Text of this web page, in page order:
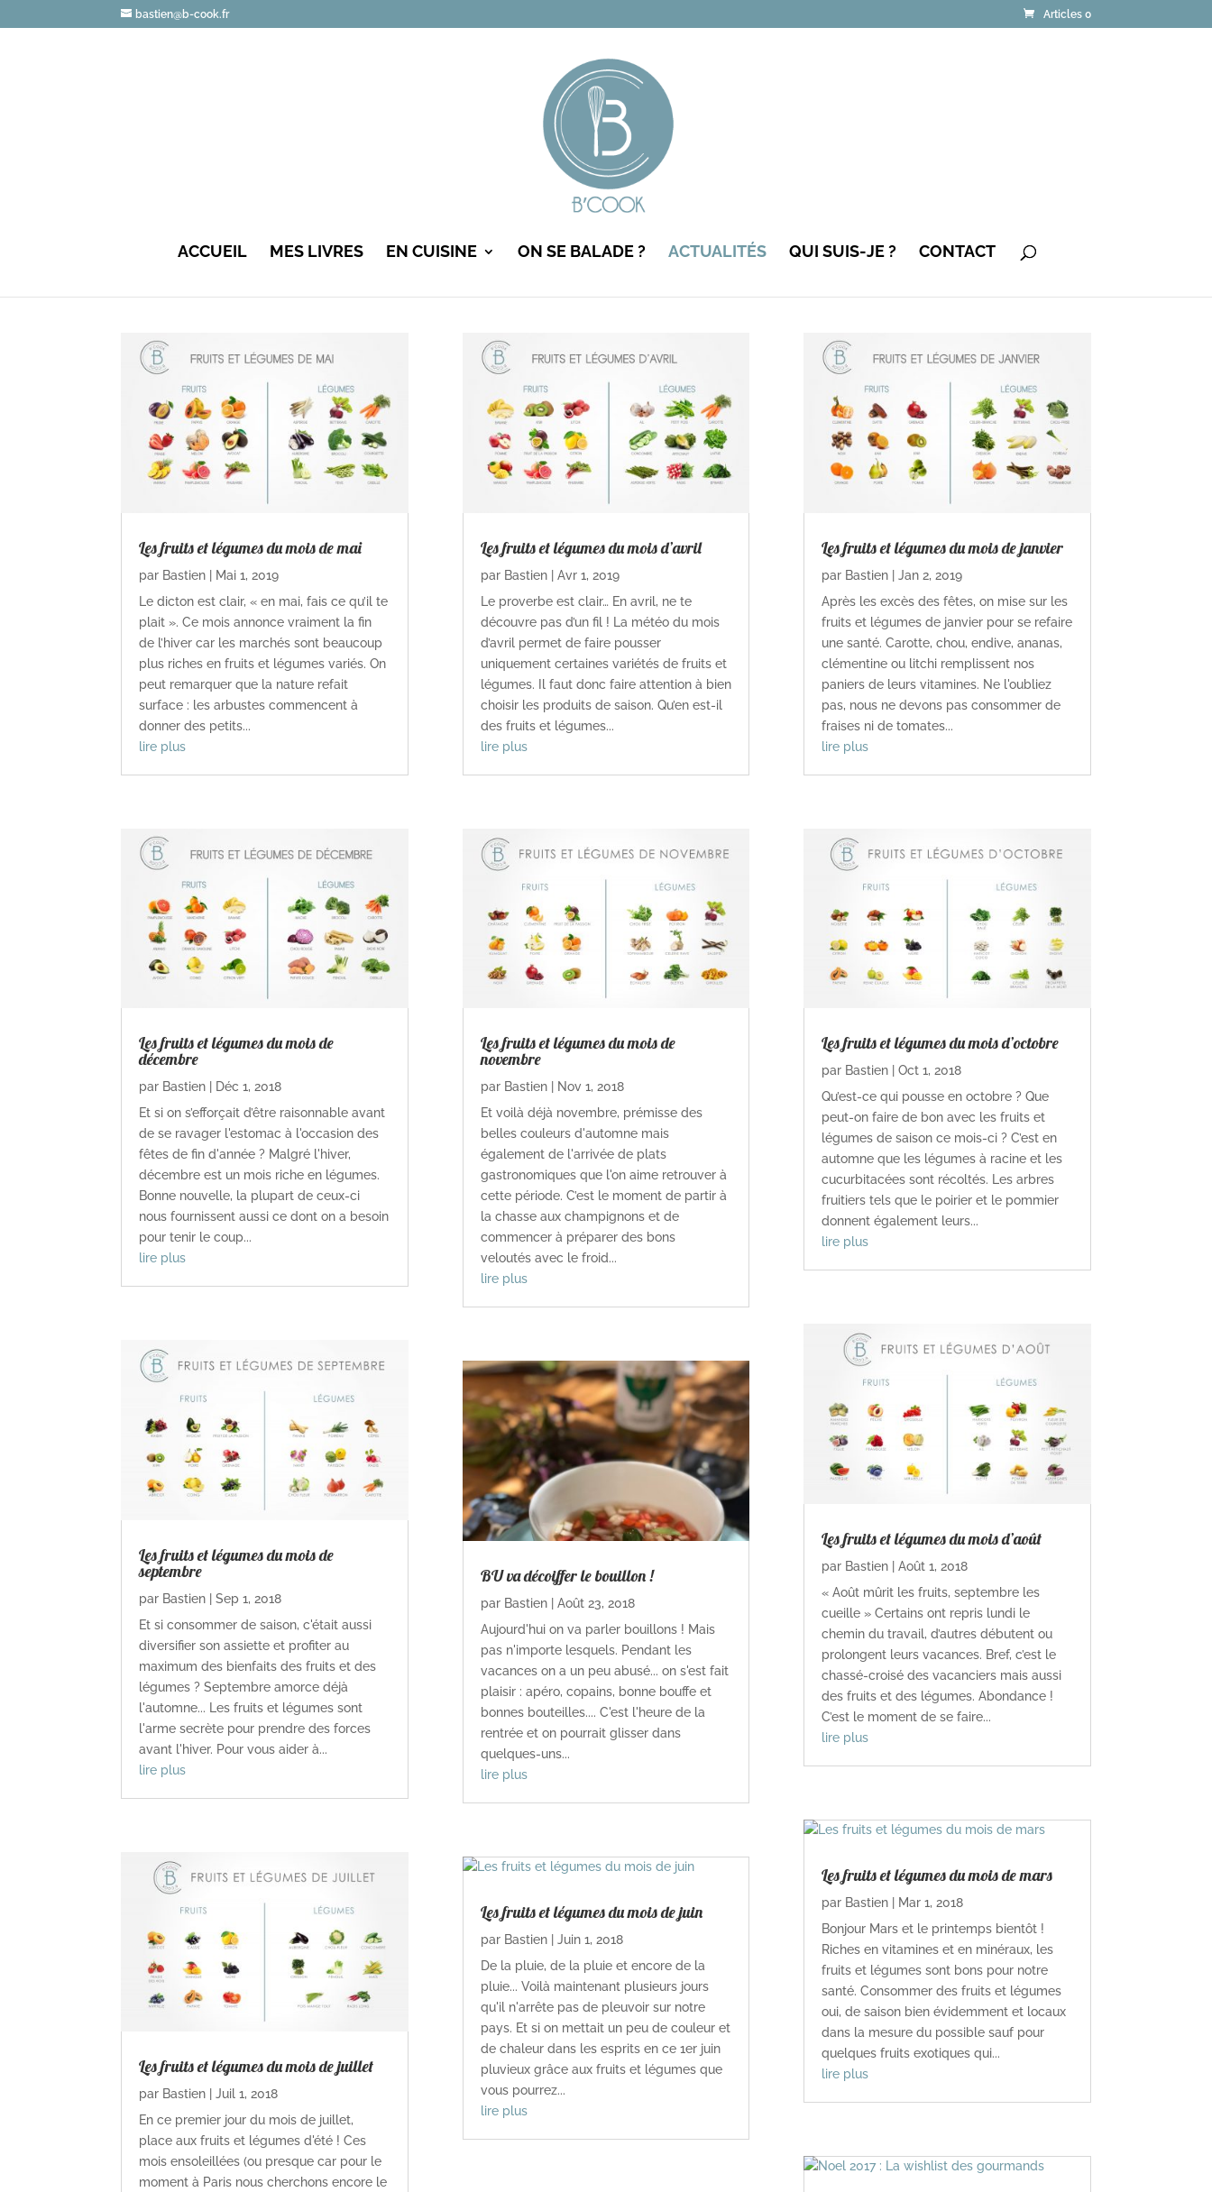
bastien@b-cook.fr Articles 0
ACCUEIL MES LIVRES EN CUISINE ON SE BALADE ? ACTUALITÉS QUI SUIS-JE ? CONTACT
Les fruits et légumes du mois de mai
par Bastien
Mai 1, 2019
Le dicton est clair, « en mai, fais ce qu’il te
plait ». Ce mois annonce vraiment la fin
de l’hiver car les marchés sont beaucoup
plus riches en fruits et légumes variés. On
peut remarquer que la nature refait
surface : les arbustes commencent à
donner des petits...
lire plus
Les fruits et légumes du mois de
décembre
par Bastien
Déc 1, 2018
Et si on s’efforçait d’être raisonnable avant
de se ravager l'estomac à l'occasion des
fêtes de fin d'année ? Malgré l'hiver,
décembre est un mois riche en légumes.
Bonne nouvelle, la plupart de ceux-ci
nous fournissent aussi ce dont on a besoin
pour tenir le coup...
lire plus
Les fruits et légumes du mois de
septembre
par Bastien |Sep 1, 2018
Et si consommer de saison, c'était aussi
diversifier son assiette et profiter au
maximum des bienfaits des fruits et des
légumes ? Septembre amorce déjà
l'automne... Les fruits et légumes sont
l'arme secrète pour prendre des forces
avant l'hiver. Pour vous aider à...
lire plus
Les fruits et légumes du mois de juillet
par Bastien |Juil 1, 2018
En ce premier jour du mois de juillet,
place aux fruits et légumes d'été ! Ces
mois ensoleillées (ou presque car pour le
moment à Paris nous cherchons encore le
Les fruits et légumes du mois d’avril
par Bastien| Avr 1, 2019
Le proverbe est clair… En avril, ne te
découvre pas d’un fil ! La météo du mois
d’avril permet de faire pousser
uniquement certaines variétés de fruits et
légumes. Il faut donc faire attention à bien
choisir les produits de saison. Qu’en est-il
des fruits et légumes...
lire plus
Les fruits et légumes du mois de
novembre
par Bastien|
Nov 1, 2018
Et voilà déjà novembre, prémisse des
belles couleurs d'automne mais
également de l'arrivée de plats
gastronomiques que l'on aime retrouver à
cette période. C’est le moment de partir à
la chasse aux champignons et de
commencer à préparer des bons
veloutés avec le froid...
lire plus
BU va décoiffer le bouillon !
par Bastien| Août 23, 2018
Aujourd'hui on va parler bouillons ! Mais
pas n'importe lesquels. Pendant les
vacances on a un peu abusé... on s'est fait
plaisir : apéro, copains, bonne bouffe et
bonnes bouteilles.... C'est l'heure de la
rentrée et on pourrait glisser dans
quelques-uns...
lire plus
Les fruits et légumes du mois de juin
par Bastien| Juin 1, 2018
De la pluie, de la pluie et encore de la
pluie... Voilà maintenant plusieurs jours
qu'il n'arrête pas de pleuvoir sur notre
pays. Et si on mettait un peu de couleur et
de chaleur dans les esprits en ce 1er juin
pluvieux grâce aux fruits et légumes que
vous pourrez...
lire plus
Les fruits et légumes du mois de janvier
par Bastien| Jan 2, 2019
Après les excès des fêtes, on mise sur les
fruits et légumes de janvier pour se refaire
une santé. Carotte, chou, endive, ananas,
clémentine ou litchi remplissent nos
paniers de leurs vitamines. Ne l'oubliez
pas, nous ne devons pas consommer de
fraises ni de tomates...
lire plus
Les fruits et légumes du mois d’octobre
par Bastien| Oct 1, 2018
Qu’est-ce qui pousse en octobre ? Que
peut-on faire de bon avec les fruits et
légumes de saison ce mois-ci ? C’est en
automne que les légumes à racine et les
cucurbitacées sont récoltés. Les arbres
fruitiers tels que le poirier et le pommier
donnent également leurs...
lire plus
Les fruits et légumes du mois d’août
par Bastien| Août 1, 2018
« Août mûrit les fruits, septembre les
cueille » Certains ont repris lundi le
chemin du travail, d’autres débutent ou
prolongent leurs vacances. Bref, c’est le
chassé-croisé des vacanciers mais aussi
des fruits et des légumes. Abondance !
C’est le moment de se faire...
lire plus
Les fruits et légumes du mois de mars
par Bastien|
Mar 1, 2018
Bonjour Mars et le printemps bientôt !
Riches en vitamines et en minéraux, les
fruits et légumes sont bons pour notre
santé. Consommer des fruits et légumes
oui, de saison bien évidemment et locaux
dans la mesure du possible sauf pour
quelques fruits exotiques qui...
lire plus